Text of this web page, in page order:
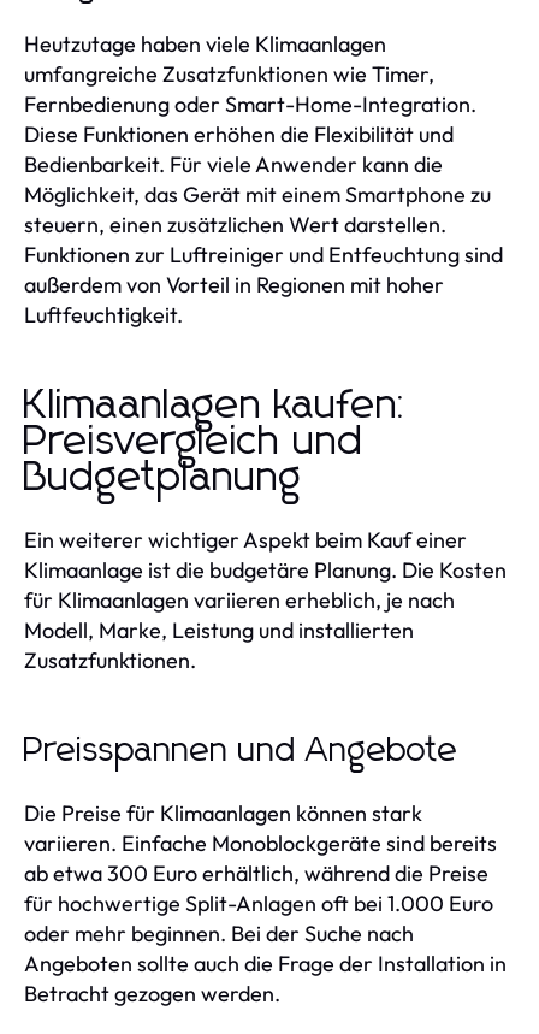
Heutzutage haben viele Klimaanlagen
umfangreiche Zusatzfunktionen wie Timer,
Fernbedienung oder Smart-Home-Integration.
Diese Funktionen erhöhen die Flexibilität und
Bedienbarkeit. Für viele Anwender kann die
Möglichkeit, das Gerät mit einem Smartphone zu
steuern, einen zusätzlichen Wert darstellen.
Funktionen zur Luftreiniger und Entfeuchtung sind
außerdem von Vorteil in Regionen mit hoher
Luftfeuchtigkeit.
Klimaanlagen kaufen:
Preisvergleich und
Budgetplanung
Ein weiterer wichtiger Aspekt beim Kauf einer
Klimaanlage ist die budgetäre Planung. Die Kosten
für Klimaanlagen variieren erheblich, je nach
Modell, Marke, Leistung und installierten
Zusatzfunktionen.
Preisspannen und Angebote
Die Preise für Klimaanlagen können stark
variieren. Einfache Monoblockgeräte sind bereits
ab etwa 300 Euro erhältlich, während die Preise
für hochwertige Split-Anlagen oft bei 1.000 Euro
oder mehr beginnen. Bei der Suche nach
Angeboten sollte auch die Frage der Installation in
Betracht gezogen werden.